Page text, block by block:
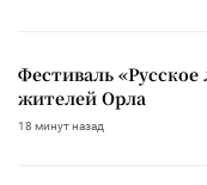
Фестиваль
жителей Орла
18 минут назад